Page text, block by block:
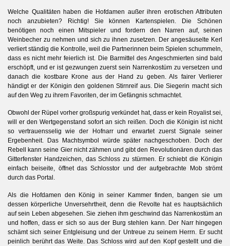
Welche Qualitäten haben die Hofdamen außer ihren erotischen Attributen
noch anzubieten? Richtig! Sie können Kartenspielen. Die Schönen
benötigen noch einen Mitspieler und fordern den Narren auf, seinen
Weinbecher zu nehmen und sich zu ihnen zusetzen. Der angesäuselte Kerl
verliert ständig die Kontrolle, weil die Partnerinnen beim Spielen schummeln,
dass es nicht mehr feierlich ist. Die Barmittel des Angeschmierten sind bald
erschöpft, und er ist gezwungen zuerst sein Narrenkostüm zu versetzen und
danach die kostbare Krone aus der Hand zu geben. Als fairer Verlierer
händigt er der Königin den goldenen Stirnreif aus. Die Siegerin macht sich
auf den Weg zu ihrem Favoriten, der im Gefängnis schmachtet.
Obwohl der Rüpel vorher großspurig verkündet hat, dass er kein Royalist sei,
will er den Wertgegenstand sofort an sich reißen. Doch die Königin ist nicht
so vertrauensselig wie der Hofnarr und erwartet zuerst Signale seiner
Ergebenheit. Das Machtsymbol würde später nachgeschoben. Doch der
Rebell kann seine Gier nicht zähmen und gibt den Revolutionären durch das
Gitterfenster Handzeichen, das Schloss zu stürmen. Er schiebt die Königin
einfach beiseite, öffnet das Schlosstor und der aufgebrachte Mob strömt
durch das Portal.
Als die Hofdamen den König in seiner Kammer finden, bangen sie um
dessen körperliche Unversehrtheit, denn die Revolte hat es hauptsächlich
auf sein Leben abgesehen. Sie ziehen ihm geschwind das Narrenkostüm an
und hoffen, dass er sich so aus der Burg stehlen kann. Der Narr hingegen
schämt sich seiner Entgleisung und der Untreue zu seinem Herrn. Er sucht
peinlich berührt das Weite. Das Schloss wird auf den Kopf gestellt und die